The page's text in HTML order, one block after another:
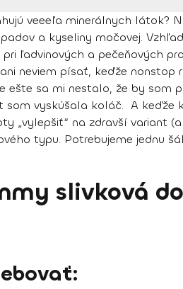
veeeľa minerálnych látok?
a kyseliny močovej.
ľadvinových a pečeňových
neviem písať, keďže
ešte sa mi nestalo, že by som
som vyskúšala koláč. A keďže
„vylepšiť“ na zdravší variant
typu. Potrebujeme jednu
slivková